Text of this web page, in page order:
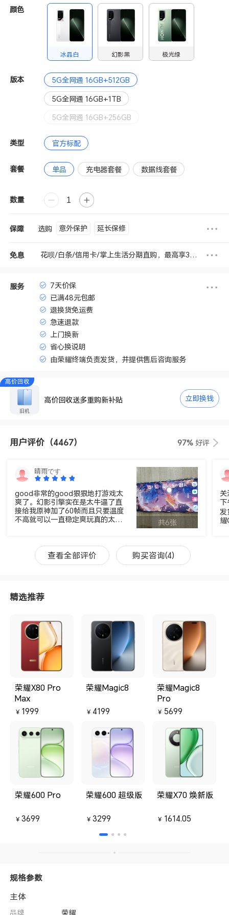
颜色
冰晶白 幻影黑 极光绿
版本 5G全网通 16GB+512GB
5G全网通 16GB+1TB
5G全网通 16GB+256GB
类型 官方标配
套餐 单品 充电器套餐 数据线套餐
数量
保障 选购 意外保护 延长保修
免息 花呗/白条/信用卡/掌上生活分期直购，最高享3期免息
服务
7天价保
已满48元包邮
退换货免运费
急速退款
上门换新
省心换说明
由荣耀终端负责发货，并提供售后咨询服务
高价回收
旧机
高价回收送多重购新补贴 立即换钱
用户评价 （4467） 97% 好评
晴雨です
good非常的good狠狠地打游戏太
爽了。幻影引擎实在是太牛逼了直
接给我原神加了60帧而且只要温度
不高就可以一直稳定爽玩真的太爽
是本身就已经完美运行60帧然后体
验在翻倍了属实牛逼。整体温度控
制确实不错而且九块九的散热器也
次买的荣耀线上手机荣耀十。那部
性能。现在重回线上的第一步手机
我也是看完发布会就立马下单了，
性能整体使用非常的流畅而且有一
块非常不错的屏幕和比较优秀的相
机。红外和nfc都给到了外观上看上
去也很不错做工优秀要是金属边框
格必定会有取舍钱要花在刀刃上就
好了每个人按需购买就好了。喜欢
就买实际两天的体验下来确实非常
的喜欢。希望以后的荣耀线上手机
会的。
共6张
关
下
发
查看全部评价 购买咨询(4)
精选推荐
荣耀X80 Pro
Max
￥ 1999
荣耀Magic8
￥ 4199
荣耀Magic8
Pro
￥ 5699
荣耀600 Pro
￥ 3699
荣耀600 超级版
￥ 3299
荣耀X70 焕新版
￥ 1614.05
规格参数
主体
品牌 荣耀